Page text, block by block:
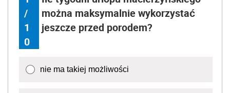
/
1
0
można maksymalnie wykorzystać
jeszcze przed porodem?
nie ma takiej możliwości